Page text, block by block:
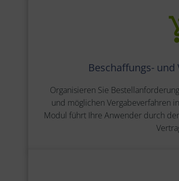
Beschaffungs-
Organisieren Sie
und möglichen Vergabeverfahren
Modul führt Ihre Anwender durch